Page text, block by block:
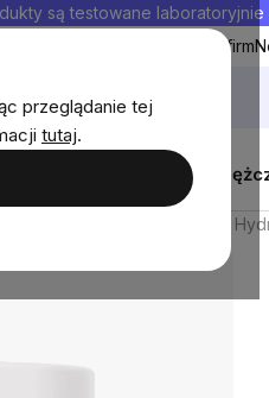
przeglądanie tej
tutaj.
są testowane laboratoryjnie
Współpraca hurtowa dla firm
Zestawy promocyjne
BrainMax